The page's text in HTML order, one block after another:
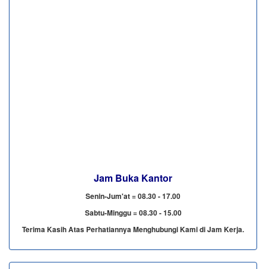
Jam Buka Kantor
Senin-Jum'at = 08.30 - 17.00
Sabtu-Minggu = 08.30 - 15.00
Terima Kasih Atas Perhatiannya Menghubungi Kami di Jam Kerja.